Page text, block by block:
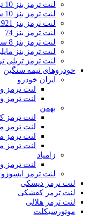
لنت ترمز بنز 10 تن آتکو
لنت ترمز بنز 10 سلیندر
لنت ترمز بنز 1921
لنت ترمز بنز 74
لنت ترمز بنز 8 سلیندر
لنت ترمز بنز مایلر
لنت ترمز تریلی
خودروهای نیمه سنگین
ایران خودرو
لنت ترمز
لنت ترمز
بهمن
لنت ترمز
لنت ترمز مزدا
لنت ترمز مزدا
لنت ترمز
زامیاد
لنت ترمز
لنت ترمز ایسوزو 3 تن
لنت ترمز دیسکی
لنت ترمز کفشکی
لنت ترمز هلالی
موتورسیکلت